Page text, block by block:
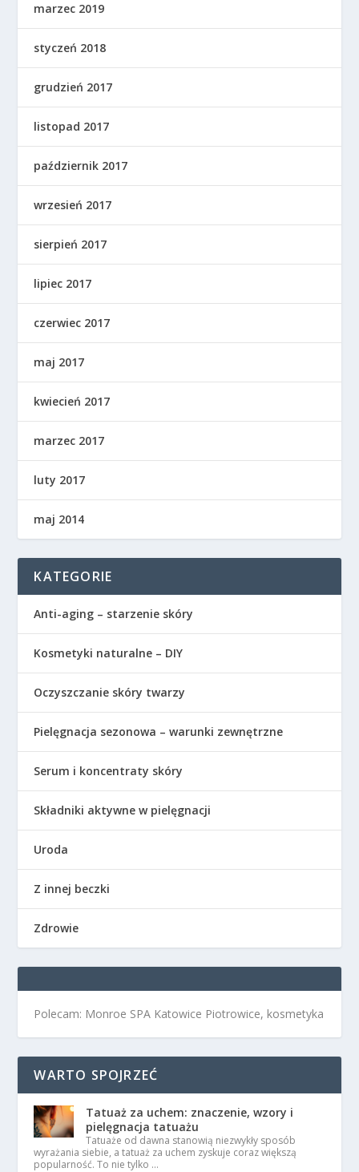
marzec 2019
styczeń 2018
grudzień 2017
listopad 2017
październik 2017
wrzesień 2017
sierpień 2017
lipiec 2017
czerwiec 2017
maj 2017
kwiecień 2017
marzec 2017
luty 2017
maj 2014
KATEGORIE
Anti-aging – starzenie skóry
Kosmetyki naturalne – DIY
Oczyszczanie skóry twarzy
Pielęgnacja sezonowa – warunki zewnętrzne
Serum i koncentraty skóry
Składniki aktywne w pielęgnacji
Uroda
Z innej beczki
Zdrowie
Polecam: Monroe SPA Katowice Piotrowice, kosmetyka
WARTO SPOJRZEĆ
Tatuaż za uchem: znaczenie, wzory i
pielęgnacja tatuażu
Tatuaże od dawna stanowią niezwykły sposób
wyrażania siebie, a tatuaż za uchem zyskuje coraz większą
popularność. To nie tylko …